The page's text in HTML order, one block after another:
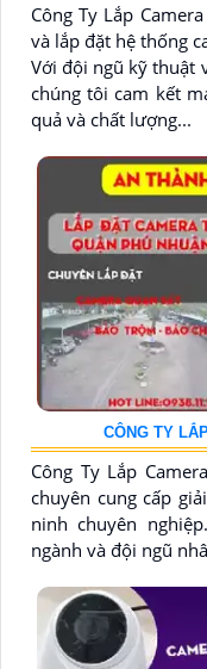
Công Ty Lắp
và lắp đặt hệ thống
Với đội ngũ kỹ thuật
chúng tôi cam kết
quả và chất lượng...
CÔNG TY
Công Ty Lắp
chuyên cung cấp
ninh chuyên
ngành và đội ngũ